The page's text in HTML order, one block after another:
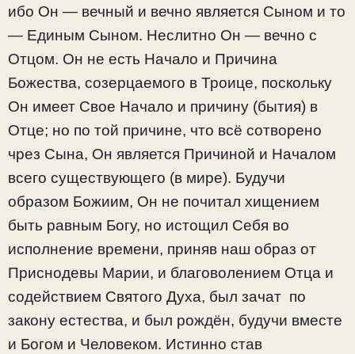
ибо Он — вечный и вечно является Сыном и то
— Единым Сыном. Неслитно Он — вечно с
Отцом. Он не есть Начало и Причина
Божества, созерцаемого в Троице, поскольку
Он имеет Свое Начало и причину (бытия) в
Отце; но по той причине, что всё сотворено
чрез Сына, Он является Причиной и Началом
всего существующего (в мире). Будучи
образом Божиим, Он не почитал хищением
быть равным Богу, но истощил Себя во
исполнение времени, приняв наш образ от
Приснодевы Марии, и благоволением Отца и
содействием Святого Духа, был зачат по
закону естества, и был рождён, будучи вместе
и Богом и Человеком. Истинно став